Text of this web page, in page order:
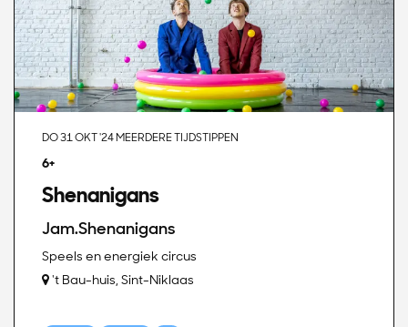
Shenanigans
Jam.Shenanigans
6+
DO 31 OKT '24MEERDERE TIJDSTIPPEN
Speels en energiek circus
't Bau-huis, Sint-Niklaas